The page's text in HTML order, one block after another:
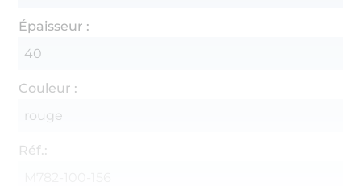
Épaisseur :
40
Couleur :
rouge
Réf.: